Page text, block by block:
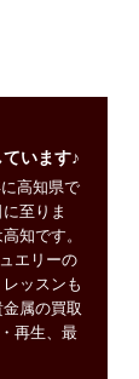
います♪
高知県で
至りま
知です。
エリーの
ッスンも
属の買取
再生、最